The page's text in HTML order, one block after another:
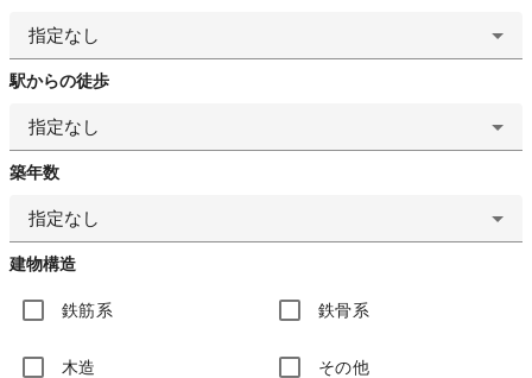
指定なし
駅からの徒歩
指定なし
築年数
指定なし
建物構造
鉄筋系 鉄骨系
木造 その他